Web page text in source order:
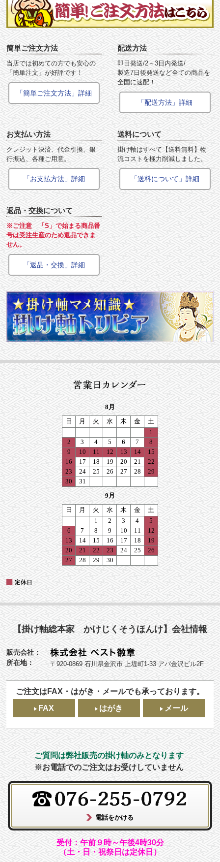
簡単ご注文方法
当店では初めての方でも安心の
「簡単注文」が好評です！
「簡単ご注文方法」詳細
配送方法
即日発送/2～3日内発送/
製造7日後発送など全ての商品を
全国に速配！
「配送方法」詳細
お支払い方法
クレジット決済、代金引換、銀
行振込、各種ご用意。
「お支払方法」詳細
送料について
掛け軸はすべて【送料無料】物
流コストを極力削減しました。
「送料について」詳細
返品・交換について
※ご注意 「S」で始まる商品番
号は受注生産のため返品できま
せん。
「返品・交換」詳細
【掛け軸総本家 かけじくそうほんけ】会社情報
販売会社：
所在地：
〒920-0869 石川県金沢市 上堤町1-33 アパ金沢ビル2F
ご注文はFAX・はがき・メールでも承っております。
FAX
はがき メール
ご質問は弊社販売の掛け軸のみとなります
※お電話でのご注文はお受けしていません
受付：午前９時～午後4時30分
（土・日・祝祭日は定休日）